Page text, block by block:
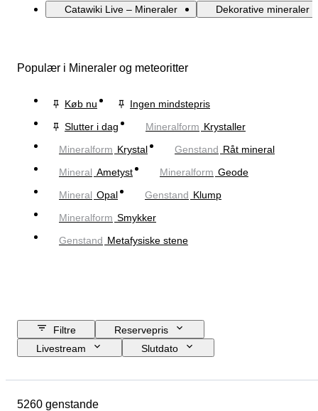
Catawiki Live – Mineraler Dekorative mineraler
Populær i Mineraler og meteoritter
Køb nu
Ingen mindstepris
Slutter i dag
Mineralform Krystaller
Mineralform Krystal Genstand Råt mineral
Mineral Ametyst Mineralform Geode
Mineral Opal Genstand Klump
Mineralform Smykker
Genstand Metafysiske stene
Filtre
Reservepris
Livestream
Slutdato
Oprindelsesland
5260 genstande